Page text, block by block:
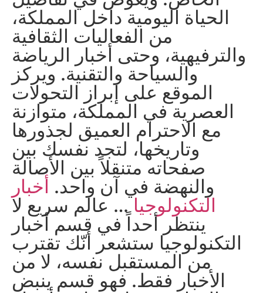
الحياة اليومية داخل المملكة،
من الفعاليات الثقافية
والترفيهية، وحتى أخبار الرياضة
والسياحة والتقنية. ويركز
الموقع على إبراز التحولات
العصرية في المملكة، متوازنة
مع الاحترام العميق لجذورها
وتاريخها، لتجد نفسك بين
صفحاته متنقلاً بين الأصالة
والنهضة في آن واحد. أخبار
التكنولوجيا… عالم سريع لا
ينتظر أحداً في قسم أخبار
التكنولوجيا ستشعر أنّك تقترب
من المستقبل نفسه، لا من
الأخبار فقط. فهو قسم ينبض